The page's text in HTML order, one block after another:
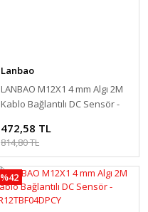
Lanbao
LANBAO M12X1 4 mm Algı 2M
Kablo Bağlantılı DC Sensör -
472,58 TL
814,80 TL
%42